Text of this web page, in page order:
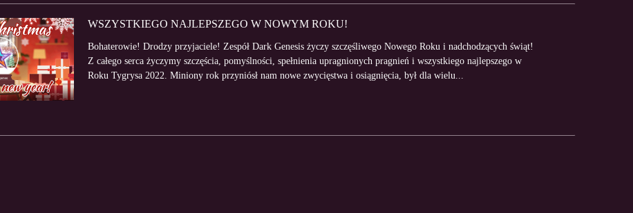
WSZYSTKIEGO NAJLEPSZEGO W NOWYM ROKU!
Bohaterowie! Drodzy przyjaciele! Zespół Dark Genesis życzy szczęśliwego Nowego Roku i nadchodzących świąt!
Z całego serca życzymy szczęścia, pomyślności, spełnienia upragnionych pragnień i wszystkiego najlepszego w
Roku Tygrysa 2022. Miniony rok przyniósł nam nowe zwycięstwa i osiągnięcia, był dla wielu...